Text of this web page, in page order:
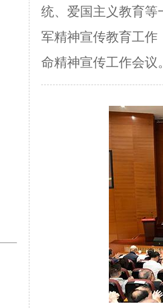
统、爱国 主义教育等
军精神宣传教育工作
命精神宣传工作会议